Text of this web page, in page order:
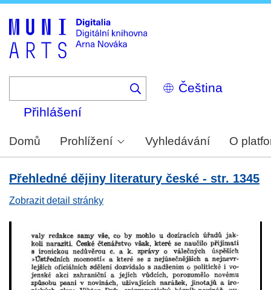
Select
your
Přihlášení
Domů Prohlížení Vyhledávání O
Přehledné dějiny literatury české - str. 1345
Zobrazit detail stránky